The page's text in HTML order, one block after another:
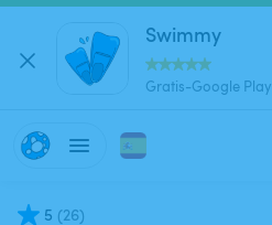
Swimmy
Gratis-Google Play
5 (26)